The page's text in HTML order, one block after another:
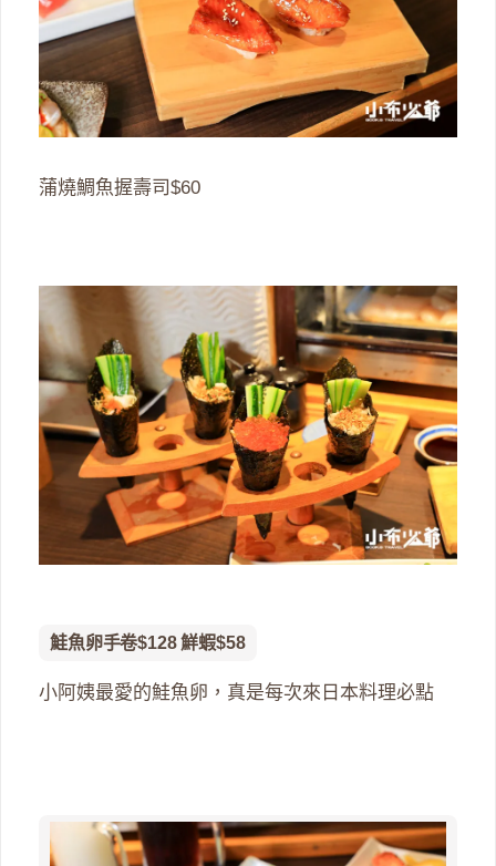
蒲燒鯛魚握壽司$60
鮭魚卵手卷$128 鮮蝦$58
小阿姨最愛的鮭魚卵，真是每次來日本料理必點